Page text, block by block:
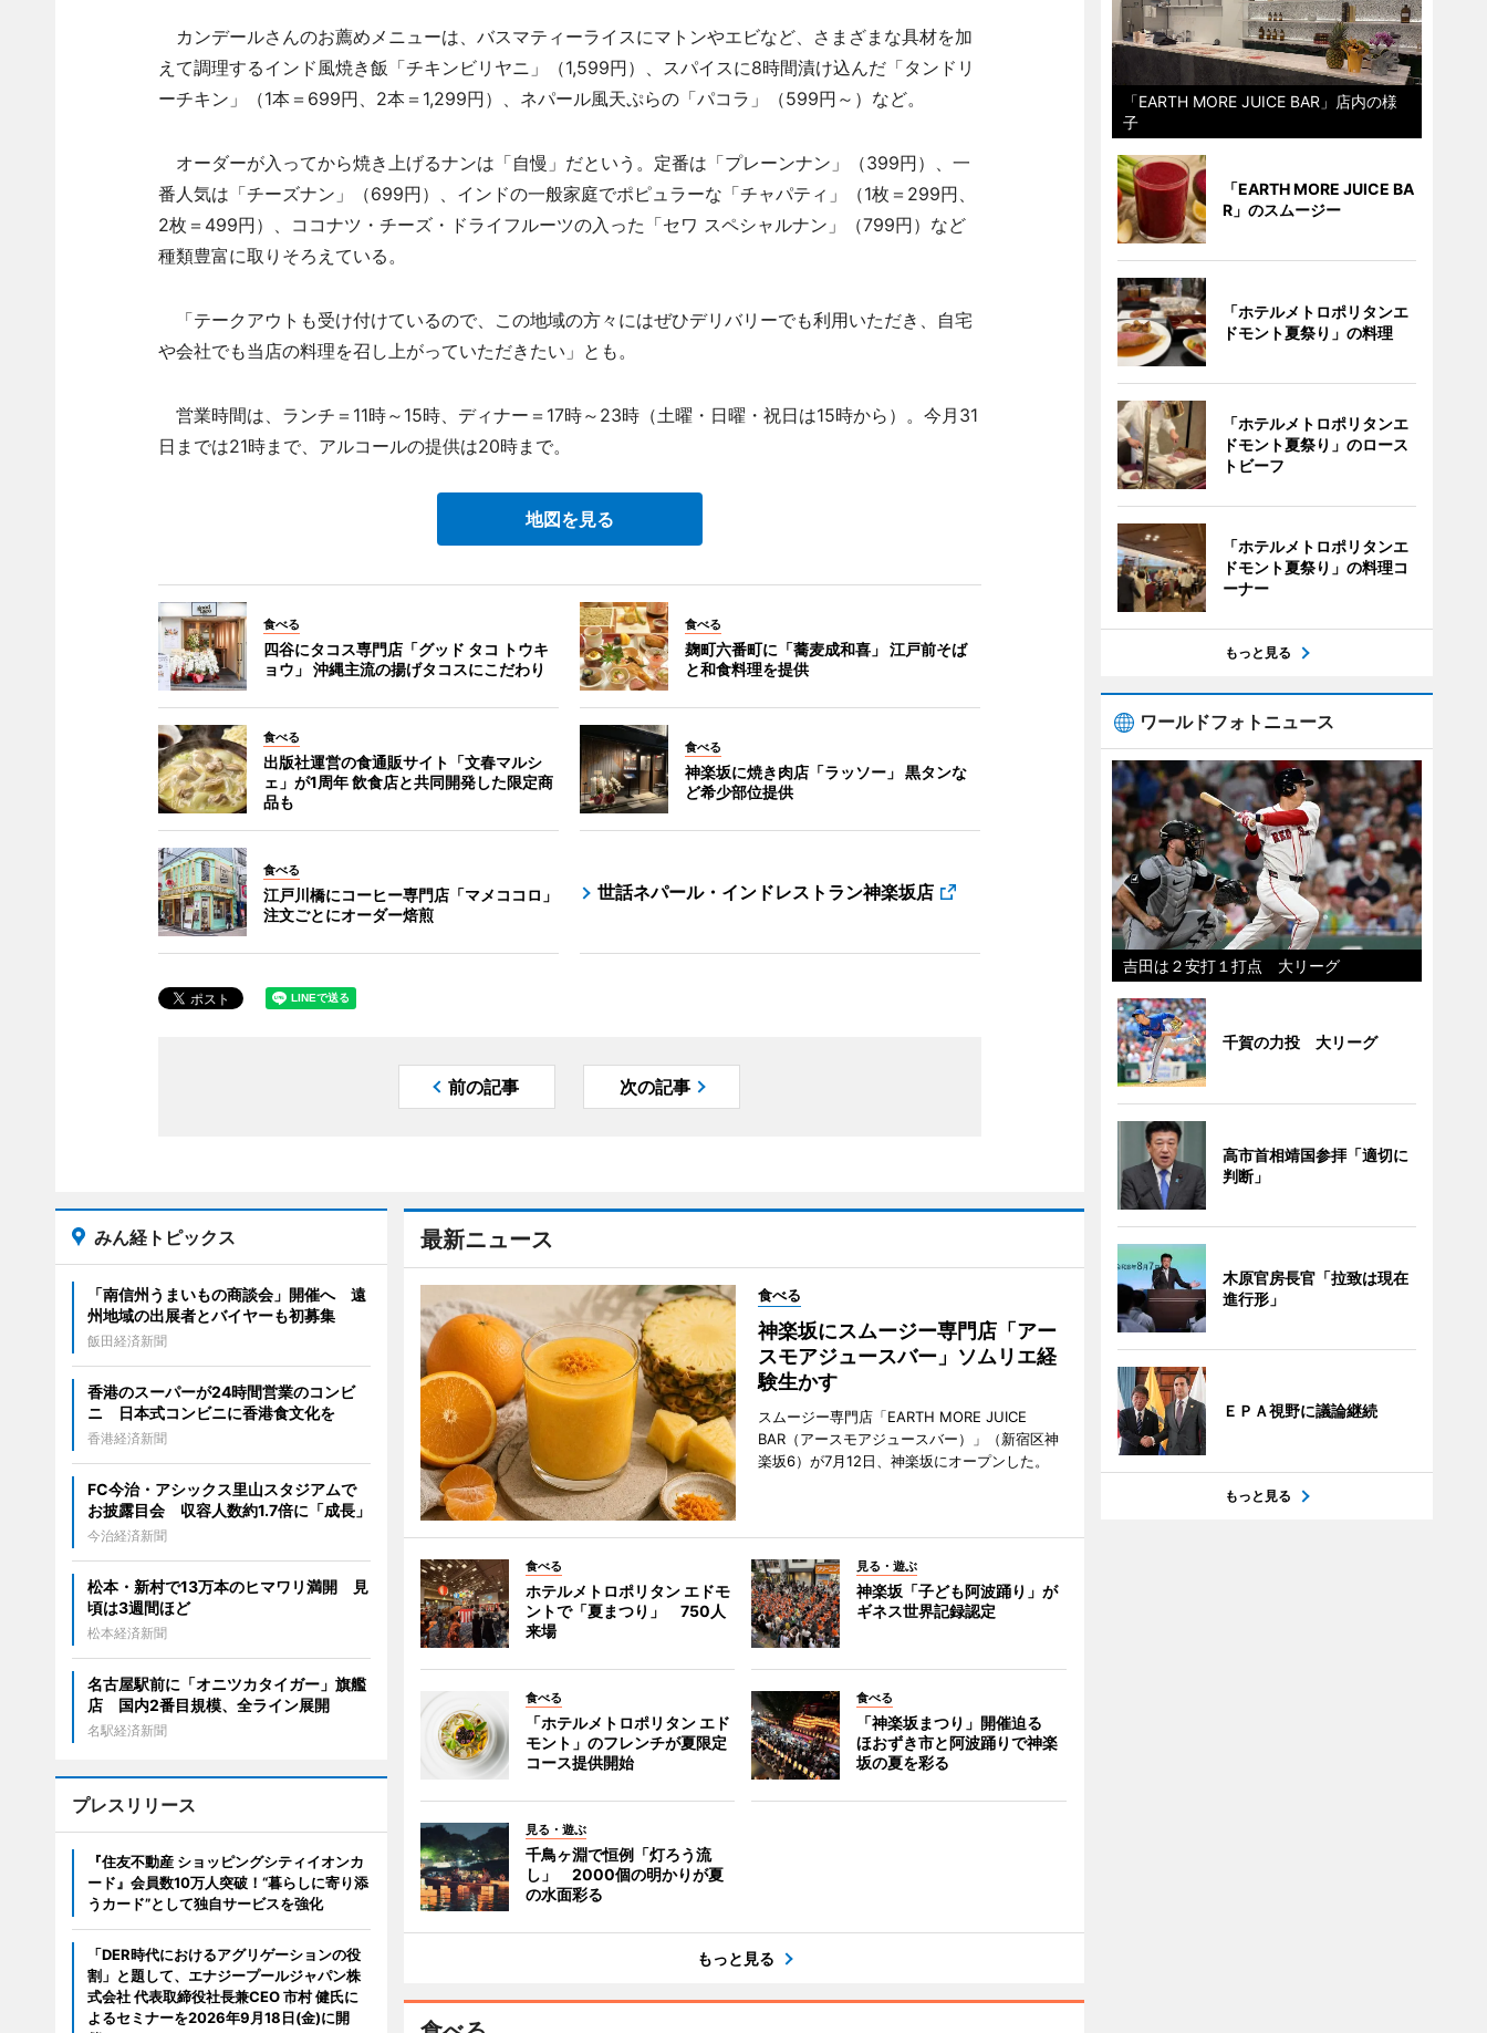
カンデールさんのお薦めメニューは、バスマティーライスにマトンやエビなど、さまざまな具材を加
えて調理するインド風焼き飯「チキンビリヤニ」（1,599円）、スパイスに8時間漬け込んだ「タンドリ
ーチキン」（1本＝699円、2本＝1,299円）、ネパール風天ぷらの「パコラ」（599円～）など。
オーダーが入ってから焼き上げるナンは「自慢」だという。定番は「プレーンナン」（399円）、一
番人気は「チーズナン」（699円）、インドの一般家庭でポピュラーな「チャパティ」（1枚＝299円、
2枚＝499円）、ココナツ・チーズ・ドライフルーツの入った「セワ スペシャルナン」（799円）など
種類豊富に取りそろえている。
「テークアウトも受け付けているので、この地域の方々にはぜひデリバリーでも利用いただき、自宅
や会社でも当店の料理を召し上がっていただきたい」とも。
営業時間は、ランチ＝11時～15時、ディナー＝17時～23時（土曜・日曜・祝日は15時から）。今月31
日までは21時まで、アルコールの提供は20時まで。
地図を見る
食べる
四谷にタコス専門店「グッド タコ トウキ
ョウ」 沖縄主流の揚げタコスにこだわり
食べる
麹町六番町に「蕎麦成和喜」 江戸前そば
と和食料理を提供
食べる
出版社運営の食通販サイト「文春マルシ
ェ」が1周年 飲食店と共同開発した限定商
品も
食べる
神楽坂に焼き肉店「ラッソー」 黒タンな
ど希少部位提供
食べる
江戸川橋にコーヒー専門店「マメココロ」
注文ごとにオーダー焙煎
世話ネパール・インドレストラン神楽坂店
前の記事 次の記事
最新ニュース
食べる
神楽坂にスムージー専門店「アー
スモアジュースバー」ソムリエ経
験生かす
スムージー専門店「EARTH MORE JUICE
BAR（アースモアジュースバー）」（新宿区神
楽坂6）が7月12日、神楽坂にオープンした。
食べる
ホテルメトロポリタン エドモ
ントで「夏まつり」 750人
来場
見る・遊ぶ
神楽坂「子ども阿波踊り」が
ギネス世界記録認定
食べる
「ホテルメトロポリタン エド
モント」のフレンチが夏限定
コース提供開始
食べる
「神楽坂まつり」開催迫る
ほおずき市と阿波踊りで神楽
坂の夏を彩る
見る・遊ぶ
千鳥ヶ淵で恒例「灯ろう流
し」 2000個の明かりが夏
の水面彩る
もっと見る
みん経トピックス
「南信州うまいもの商談会」開催へ 遠
州地域の出展者とバイヤーも初募集
飯田経済新聞
香港のスーパーが24時間営業のコンビ
ニ 日本式コンビニに香港食文化を
香港経済新聞
FC今治・アシックス里山スタジアムで
お披露目会 収容人数約1.7倍に「成長」
今治経済新聞
松本・新村で13万本のヒマワリ満開 見
頃は3週間ほど
松本経済新聞
名古屋駅前に「オニツカタイガー」旗艦
店 国内2番目規模、全ライン展開
名駅経済新聞
プレスリリース
『住友不動産 ショッピングシティイオンカ
ード』会員数10万人突破！“暮らしに寄り添
うカード”として独自サービスを強化
「DER時代におけるアグリゲーションの役
割」と題して、エナジープールジャパン株
式会社 代表取締役社長兼CEO 市村 健氏に
よるセミナーを2026年9月18日(金)に開
「EARTH MORE JUICE BAR」店内の様
子
「EARTH MORE JUICE BA
R」のスムージー
「ホテルメトロポリタンエ
ドモント夏祭り」の料理
「ホテルメトロポリタンエ
ドモント夏祭り」のロース
トビーフ
「ホテルメトロポリタンエ
ドモント夏祭り」の料理コ
ーナー
もっと見る
ワールドフォトニュース
吉田は２安打１打点 大リーグ
千賀の力投 大リーグ
高市首相靖国参拝「適切に
判断」
木原官房長官「拉致は現在
進行形」
ＥＰＡ視野に議論継続
もっと見る